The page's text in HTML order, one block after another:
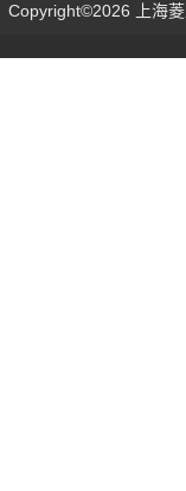
Copyright©2026 上海